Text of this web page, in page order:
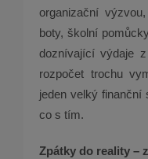
organizační
boty, školní
doznívající výdaje
rozpočet trochu
jeden velký finanční
co s tím.
Zpátky do reality –